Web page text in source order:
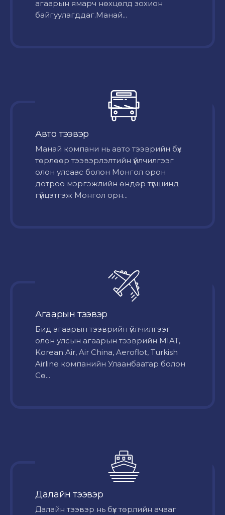
агаарын ямарч нөхцөлд зохион
байгуулагддаг.Манай...
Авто тээвэр
Mанай компани нь авто тээврийн бүх
төрлөөр тээвэрлэлтийн үйлчилгээг
олон улсаас болон Монгол орон
дотроо мэргэжлийн өндөр түвшинд
гүйцэтгэж Монгол орн...
Агаарын тээвэр
Бид агаарын тээврийн үйлчилгээг
олон улсын агаарын тээврийн MIAT,
Korean Air, Air China, Aeroflot, Turkish
Airline компанийн Улаанбаатар болон
Сө...
Далайн тээвэр
Далайн тээвэр нь бүх төрлийн ачааг